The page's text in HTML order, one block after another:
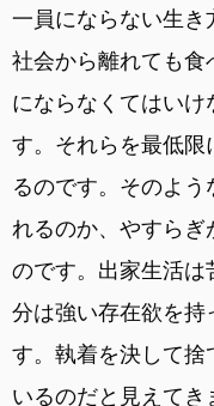
一員にならない生き
社会から離れても
にならなくてはいけ
す。それらを最低限
るのです。そのよ
れるのか、やすらぎ
のです。出家生活は
分は強い存在欲を持
す。執着を決して捨
いるのだと見えて